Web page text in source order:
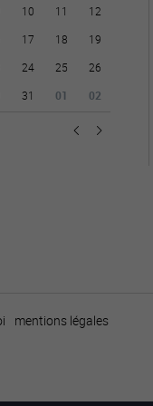
10 11
12
17 18
19
24 25
26
31 01 02
mentions légales